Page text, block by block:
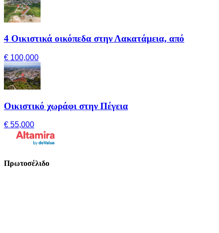
4 Οικιστικά οικόπεδα στην Λακατάμεια, από
€ 100,000
Οικιστικό χωράφι στην Πέγεια
€ 55,000
Πρωτοσέλιδο